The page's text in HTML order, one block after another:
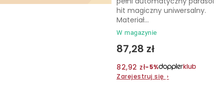
W magazynie
87,28 zł
82,92 zł−5%
Zarejestruj się ›
hit magiczny uniwersalny.
Materiał...